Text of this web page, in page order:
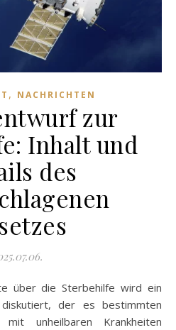
, NACHRICHTEN
zur
Inhalt und
des
der es bestimmten
mit unheilbaren Krankheiten